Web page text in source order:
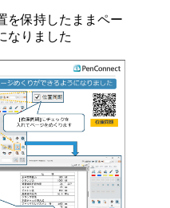
を保持したままペー
なりました